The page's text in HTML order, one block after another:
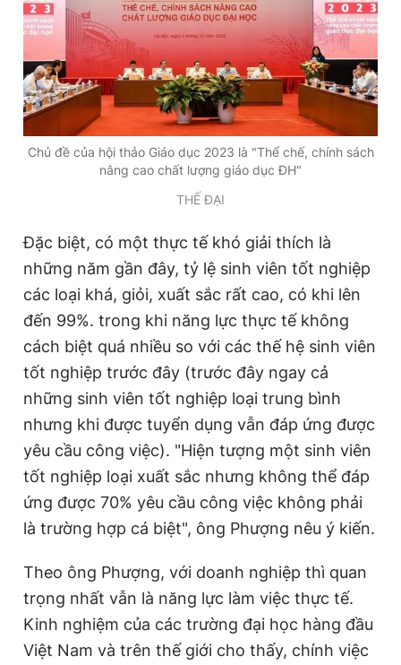
Chủ đề của hội thảo Giáo dục 2023 là "Thể chế, chính sách
nâng cao chất lượng giáo dục ĐH"
THẾ ĐẠI
Đặc biệt, có một thực tế khó giải thích là
những năm gần đây, tỷ lệ sinh viên tốt nghiệp
các loại khá, giỏi, xuất sắc rất cao, có khi lên
đến 99%. trong khi năng lực thực tế không
cách biệt quá nhiều so với các thế hệ sinh viên
tốt nghiệp trước đây (trước đây ngay cả
những sinh viên tốt nghiệp loại trung bình
nhưng khi được tuyển dụng vẫn đáp ứng được
yêu cầu công việc). "Hiện tượng một sinh viên
tốt nghiệp loại xuất sắc nhưng không thể đáp
ứng được 70% yêu cầu công việc không phải
là trường hợp cá biệt", ông Phượng nêu ý kiến.
Theo ông Phượng, với doanh nghiệp thì quan
trọng nhất vẫn là năng lực làm việc thực tế.
Kinh nghiệm của các trường đại học hàng đầu
Việt Nam và trên thế giới cho thấy, chính việc